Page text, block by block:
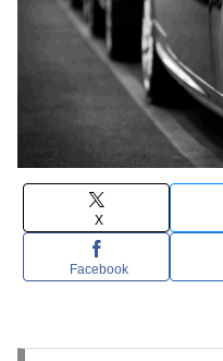
X
Facebook